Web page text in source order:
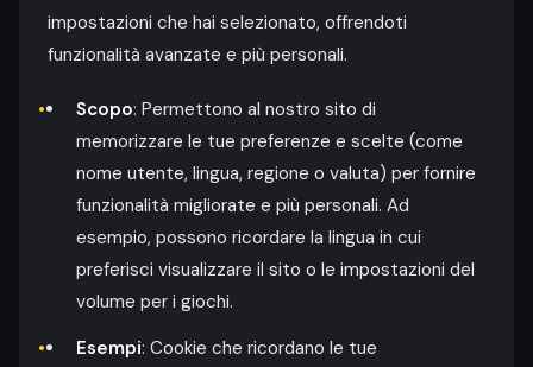
impostazioni che hai selezionato, offrendoti
funzionalità avanzate e più personali.
Scopo: Permettono al nostro sito di
memorizzare le tue preferenze e scelte (come
nome utente, lingua, regione o valuta) per fornire
funzionalità migliorate e più personali. Ad
esempio, possono ricordare la lingua in cui
preferisci visualizzare il sito o le impostazioni del
volume per i giochi.
Esempi: Cookie che ricordano le tue